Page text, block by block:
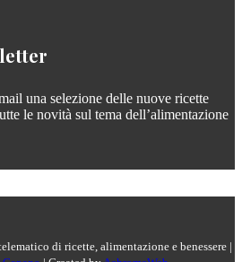
una selezione delle nuove ricette
le novità sul tema dell’alimentazione
di ricette, alimentazione e benessere |